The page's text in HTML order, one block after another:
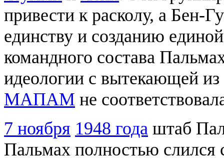
привести к расколу, а Бен-
единству и созданию
командного состава
идеологии с вытекающей
МАПАМ не
7 ноября 1948 года штаб
Пальмах полностью слился